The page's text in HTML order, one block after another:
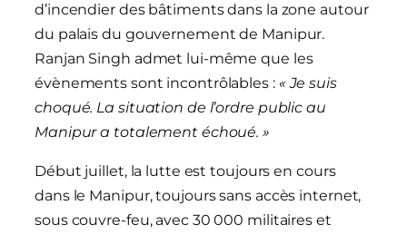
d’incendier des bâtiments dans la zone autour
du palais du gouvernement de Manipur.
Ranjan Singh admet lui-même que les
évènements sont incontrôlables : « Je suis
choqué. La situation de l’ordre public au
Manipur a totalement échoué. »
Début juillet, la lutte est toujours en cours
dans le Manipur, toujours sans accès internet,
sous couvre-feu, avec 30 000 militaires et